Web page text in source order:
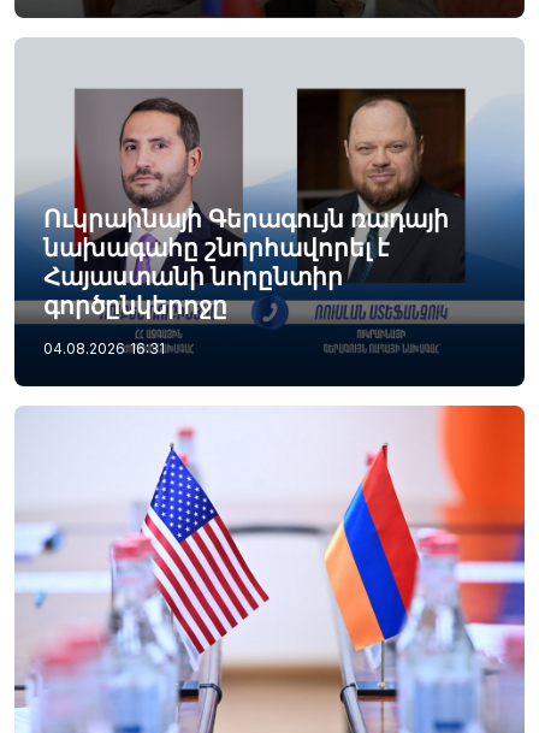
Ուկրաինայի Գերագույն ռադայի
նախագահը շնորհավորել է
Հայաստանի նորընտիր
գործընկերոջը
04.08.2026 16:31